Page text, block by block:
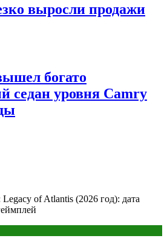
выросли продажи
богато
седан уровня Camry
of Atlantis (2026 год): дата